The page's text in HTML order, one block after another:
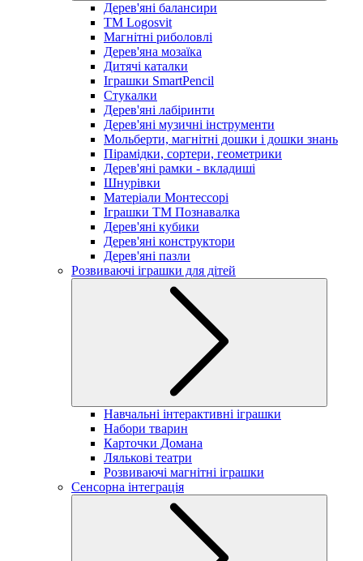
Дерев'яні балансири
TM Logosvit
Магнітні риболовлі
Дерев'яна мозаїка
Дитячі каталки
Іграшки SmartPencil
Стукалки
Дерев'яні лабіринти
Дерев'яні музичні інструменти
Мольберти, магнітні дошки і дошки знань
Пірамідки, сортери, геометрики
Дерев'яні рамки - вкладиші
Шнурівки
Матеріали Монтессорі
Іграшки ТМ Познавалка
Дерев'яні кубики
Дерев'яні конструктори
Дерев'яні пазли
Розвиваючі іграшки для дітей
Навчальні інтерактивні іграшки
Набори тварин
Карточки Домана
Лялькові театри
Розвиваючі магнітні іграшки
Сенсорна інтеграція